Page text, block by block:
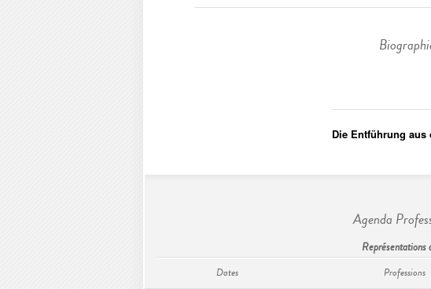
Die Entführung aus
Agenda
Représentations
Dates Professions